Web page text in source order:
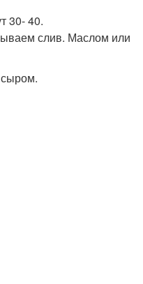
30- 40.
слив. Маслом или